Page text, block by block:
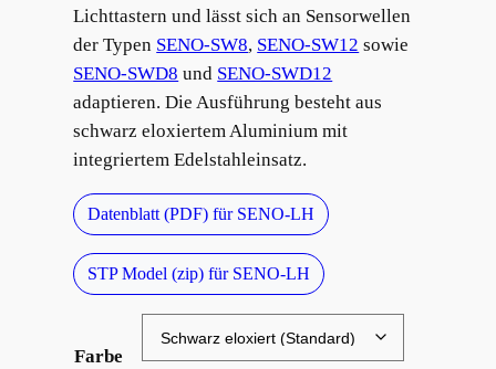
Lichttastern und lässt sich an Sensorwellen
der Typen SENO-SW8, SENO-SW12 sowie
SENO-SWD8 und SENO-SWD12
adaptieren. Die Ausführung besteht aus
schwarz eloxiertem Aluminium mit
integriertem Edelstahleinsatz.
Datenblatt (PDF) für SENO-LH
STP Model (zip) für SENO-LH
Farbe